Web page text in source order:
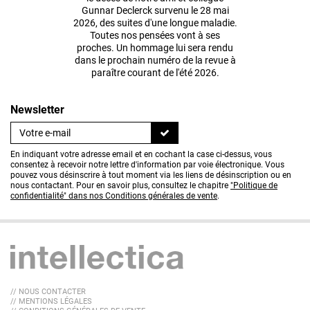
Gunnar Declerck survenu le 28 mai
2026, des suites d'une longue maladie.
Toutes nos pensées vont à ses
proches. Un hommage lui sera rendu
dans le prochain numéro de la revue à
paraître courant de l'été 2026.
Newsletter
En indiquant votre adresse email et en cochant la case ci-dessus, vous
consentez à recevoir notre lettre d'information par voie électronique. Vous
pouvez vous désinscrire à tout moment via les liens de désinscription ou en
nous contactant. Pour en savoir plus, consultez le chapitre "Politique de
confidentialité" dans nos Conditions générales de vente.
// NOUS CONTACTER
// MENTIONS LÉGALES